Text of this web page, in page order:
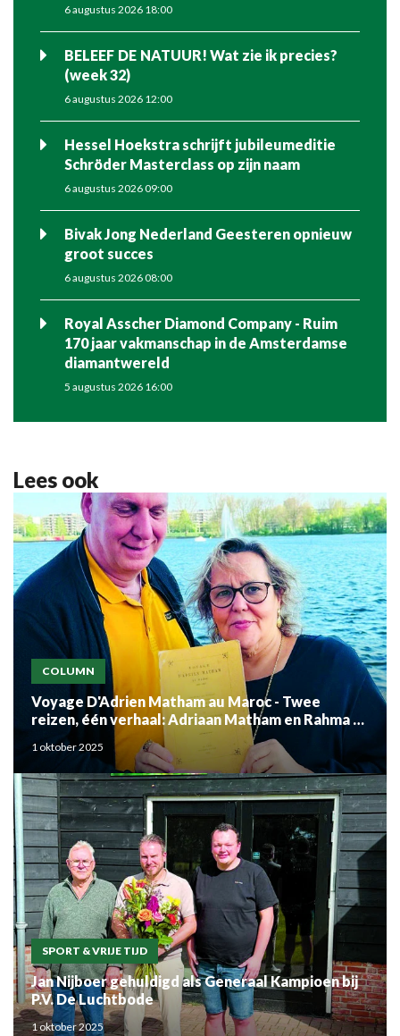
6 augustus 2026 18:00
BELEEF DE NATUUR! Wat zie ik precies?
(week 32)
6 augustus 2026 12:00
Hessel Hoekstra schrijft jubileumeditie
Schröder Masterclass op zijn naam
6 augustus 2026 09:00
Bivak Jong Nederland Geesteren opnieuw
groot succes
6 augustus 2026 08:00
Royal Asscher Diamond Company - Ruim
170 jaar vakmanschap in de Amsterdamse
diamantwereld
5 augustus 2026 16:00
Lees ook
COLUMN
Voyage D'Adrien Matham au Maroc - Twee
reizen, één verhaal: Adriaan Matham en Rahma el
Mouden
1 oktober 2025
SPORT & VRIJE TIJD
Jan Nijboer gehuldigd als Generaal Kampioen bij
P.V. De Luchtbode
1 oktober 2025